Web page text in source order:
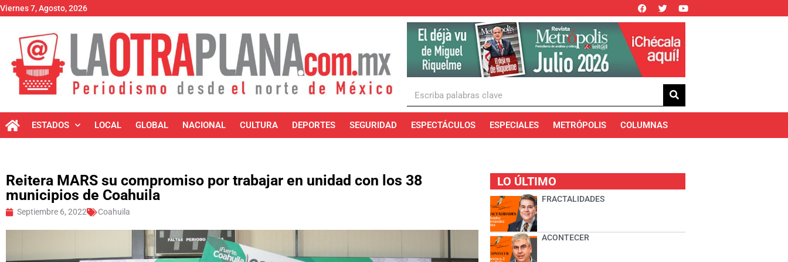
Viernes 7, Agosto, 2026
ESTADOS LOCAL GLOBAL NACIONAL CULTURA DEPORTES SEGURIDAD ESPECTÁCULOS ESPECIALES METRÓPOLIS COLUMNAS
Reitera MARS su compromiso por trabajar en unidad con los 38
municipios de Coahuila
Septiembre 6, 2022 Coahuila
LO ÚLTIMO
FRACTALIDADES
ACONTECER